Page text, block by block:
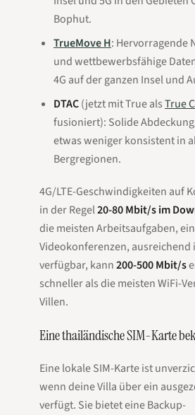
Bophut.
TrueMove H: Hervorragende
und wettbewerbsfähige
4G auf der ganzen Insel und
DTAC(jetzt mit True alsTrue
fusioniert): Solide
etwas weniger konsistent in
Bergregionen.
4G/LTE-Geschwindigkeiten auf
in der Regel20-80 Mbit/s im
die meisten Arbeitsaufgaben,
Videokonferenzen, ausreichend
verfügbar, kann200-500 Mbit/s
schneller als die meisten WiFi-
Villen.
Eine thailändische SIM-Karte
Eine lokale SIM-Karte ist
wenn deine Villa über ein
verfügt. Sie bietet eine Backup-